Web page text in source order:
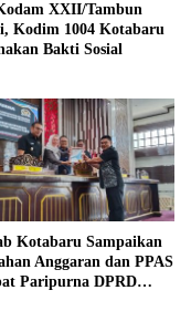
XXII/Tambun
Kodim 1004 Kotabaru
Bakti Sosial
Kotabaru Sampaikan
Anggaran dan PPAS
Paripurna DPRD